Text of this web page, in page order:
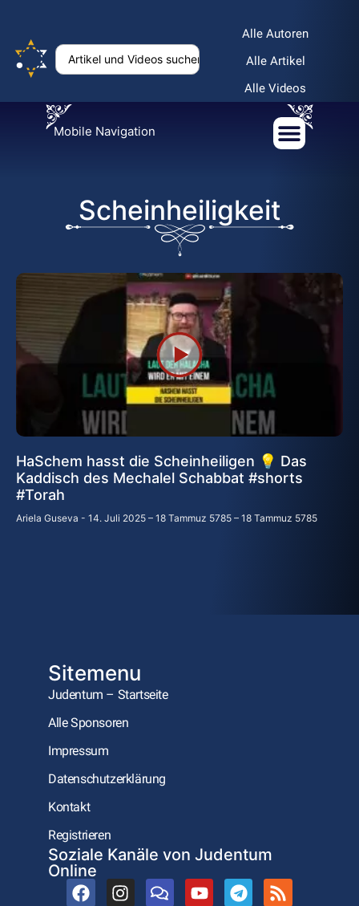
Alle Autoren
Alle Artikel
Alle Videos
Mobile Navigation
Scheinheiligkeit
HaSchem hasst die Scheinheiligen 💡 Das
Kaddisch des Mechalel Schabbat #shorts
#Torah
Ariela Guseva 14. Juli 2025 – 18 Tammuz 5785 – 18 Tammuz 5785
Sitemenu
Judentum – Startseite
Alle Sponsoren
Impressum
Datenschutzerklärung
Kontakt
Registrieren
Soziale Kanäle von Judentum
Online